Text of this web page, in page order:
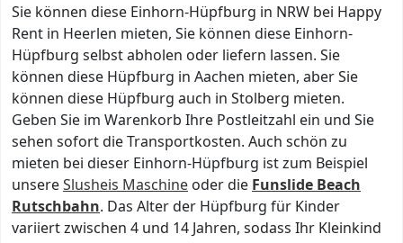
Sie können diese Einhorn-Hüpfburg in NRW bei Happy
Rent in Heerlen mieten, Sie können diese Einhorn-
Hüpfburg selbst abholen oder liefern lassen. Sie
können diese Hüpfburg in Aachen mieten, aber Sie
können diese Hüpfburg auch in Stolberg mieten.
Geben Sie im Warenkorb Ihre Postleitzahl ein und Sie
sehen sofort die Transportkosten. Auch schön zu
mieten bei dieser Einhorn-Hüpfburg ist zum Beispiel
unsereSlusheis Maschine oder die Funslide Beach
Rutschbahn. Das Alter der Hüpfburg für Kinder
variiert zwischen 4 und 14 Jahren, sodass Ihr Kleinkind